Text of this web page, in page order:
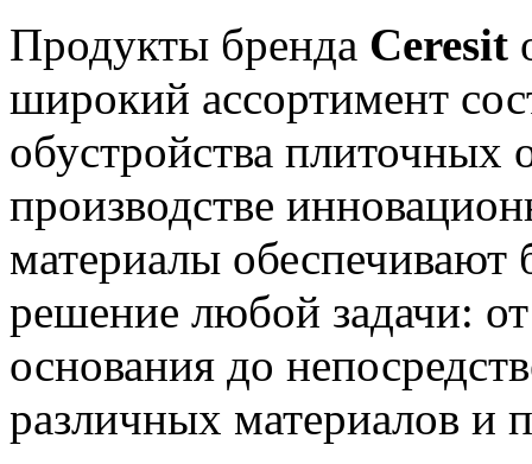
Продукты бренда Ceresit
широкий ассортимент
обустройства
производстве
материалы обеспечивают
решение любой задачи:
основания до
различных материалов и